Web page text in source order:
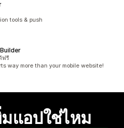
tools & push
ฟรี
way more than your mobile website!
มแอปใช่ไหม